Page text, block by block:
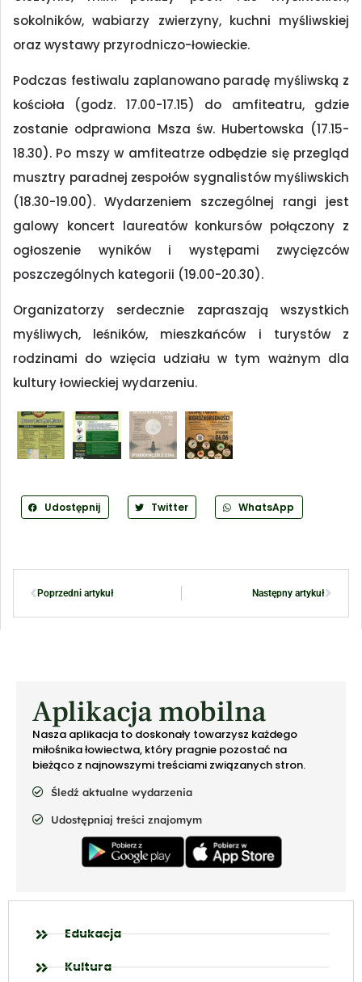
sokolników, wabiarzy zwierzyny, kuchni myśliwskiej
oraz wystawy przyrodniczo-łowieckie.
Podczas festiwalu zaplanowano paradę myśliwską z
kościoła (godz. 17.00-17.15) do amfiteatru, gdzie
zostanie odprawiona Msza św. Hubertowska (17.15-
18.30). Po mszy w amfiteatrze odbędzie się przegląd
musztry paradnej zespołów sygnalistów myśliwskich
(18.30-19.00). Wydarzeniem szczególnej rangi jest
galowy koncert laureatów konkursów połączony z
ogłoszenie wyników i występami zwycięzców
poszczególnych kategorii (19.00-20.30).
Organizatorzy serdecznie zapraszają wszystkich
myśliwych, leśników, mieszkańców i turystów z
rodzinami do wzięcia udziału w tym ważnym dla
kultury łowieckiej wydarzeniu.
Udostępnij Twitter WhatsApp
Poprzedni artykuł Następny artykuł
Aplikacja mobilna
Nasza aplikacja to doskonały towarzysz każdego
miłośnika łowiectwa, który pragnie pozostać na
bieżąco z najnowszymi treściami związanych stron.
Śledź aktualne wydarzenia
Udostępniaj treści znajomym
Edukacja
Kultura